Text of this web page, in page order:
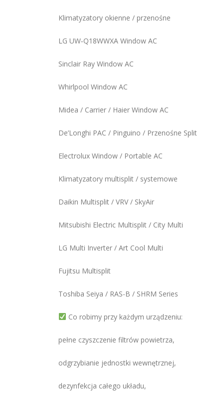
Klimatyzatory okienne / przenośne
LG UW‑Q18WWXA Window AC
Sinclair Ray Window AC
Whirlpool Window AC
Midea / Carrier / Haier Window AC
De’Longhi PAC / Pinguino / Przenośne Split
Electrolux Window / Portable AC
Klimatyzatory multisplit / systemowe
Daikin Multisplit / VRV / SkyAir
Mitsubishi Electric Multisplit / City Multi
LG Multi Inverter / Art Cool Multi
Fujitsu Multisplit
Toshiba Seiya / RAS-B / SHRM Series
Co robimy przy każdym urządzeniu:
pełne czyszczenie filtrów powietrza,
odgrzybianie jednostki wewnętrznej,
dezynfekcja całego układu,